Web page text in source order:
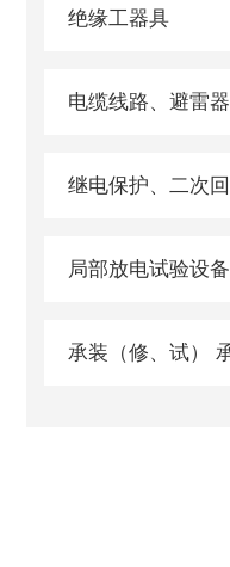
绝缘工器具
局部放电试验设备